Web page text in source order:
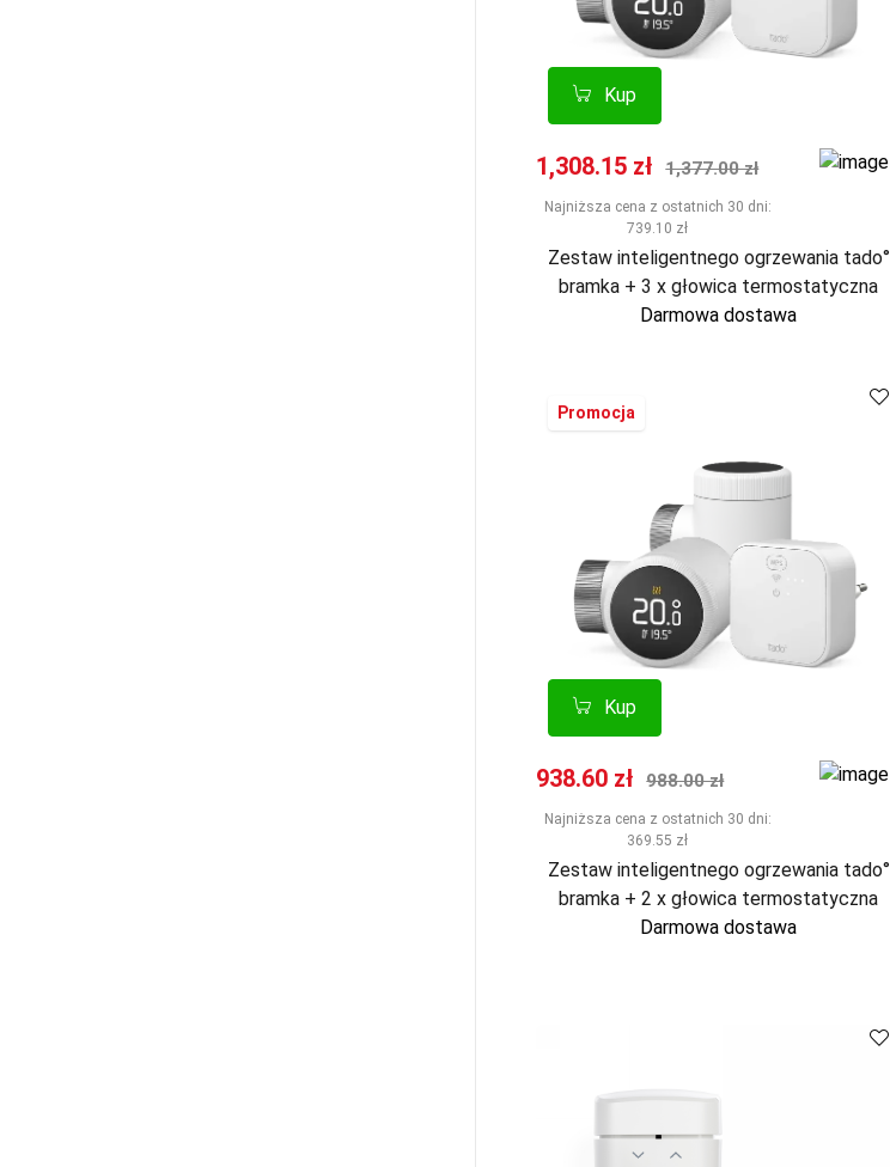
Kup
Kup
Cena promocyjna
1,308.15 zł Normalna cena
1,377.00 zł
Najniższa cena z ostatnich 30 dni:
739.10 zł
Zestaw inteligentnego ogrzewania tado°
bramka + 3 x głowica termostatyczna
Darmowa dostawa
Kup
Kup
Promocja
Cena promocyjna
938.60 zł Normalna cena
988.00 zł
Najniższa cena z ostatnich 30 dni:
369.55 zł
Zestaw inteligentnego ogrzewania tado°
bramka + 2 x głowica termostatyczna
Darmowa dostawa